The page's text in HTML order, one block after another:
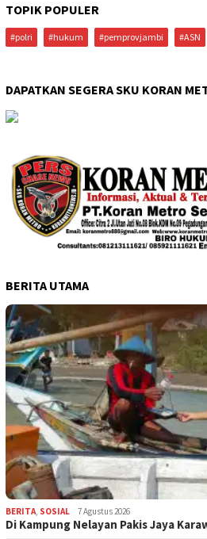
TOPIK POPULER
#polri #hukum #pemprovjambi #ASN
DAPATKAN SEGERA SKU KORAN
BERITA UTAMA
BERITA, SOSIAL 7 Agustus 2026
Di Kampung Nelayan Pakis Jaya